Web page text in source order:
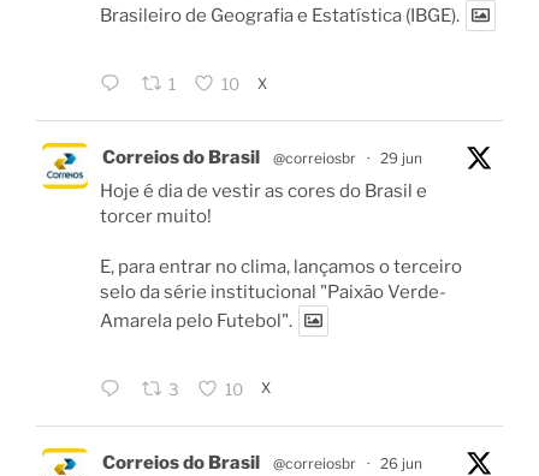
Brasileiro de Geografia e Estatística (IBGE).
1 10 X
Correios do Brasil @correiosbr · 29 jun
Hoje é dia de vestir as cores do Brasil e
torcer muito!
E, para entrar no clima, lançamos o terceiro
selo da série institucional "Paixão Verde-
Amarela pelo Futebol".
3 10 X
Correios do Brasil @correiosbr · 26 jun